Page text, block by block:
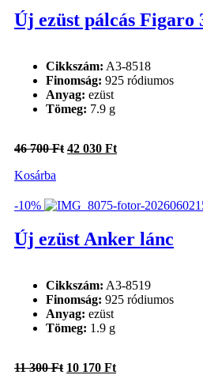
Új ezüst pálcás Figaro
Cikkszám: A3-8518
Finomság: 925 ródiumos
Anyag: ezüst
Tömeg: 7.9 g
46 700Ft Original
700 Ft.
42 030 FtCurrent
030 Ft.
Kosárba
-10%
Új ezüst Anker lánc
Cikkszám: A3-8519
Finomság: 925 ródiumos
Anyag: ezüst
Tömeg: 1.9 g
11 300Ft Original
10 170 FtCurrent